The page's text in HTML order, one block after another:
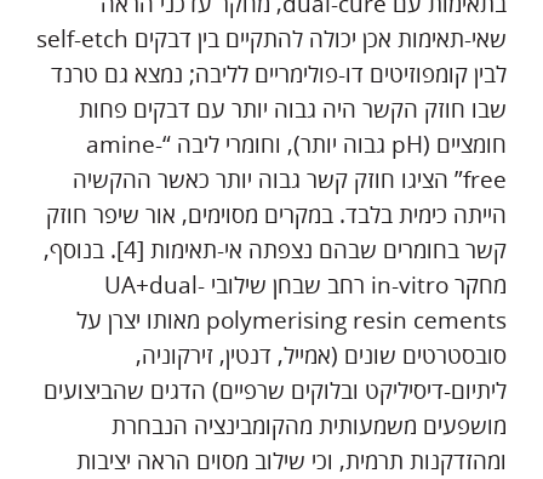
שאי-תאימות אכן יכולה להתקיים בין דבקים self-etch
לבין קומפוזיטים דו-פולימריים לליבה; נמצא גם טרנד
שבו חוזק הקשר היה גבוה יותר עם דבקים פחות
חומציים (pH גבוה יותר), וחומרי ליבה “amine-
free” הציגו חוזק קשר גבוה יותר כאשר ההקשיה
הייתה כימית בלבד. במקרים מסוימים, אור שיפר חוזק
קשר בחומרים שבהם נצפתה אי-תאימות [4]. בנוסף,
מחקר in-vitro רחב שבחן שילובי UA+dual-
polymerising resin cements מאותו יצרן על
סובסטרטים שונים (אמייל, דנטין, זירקוניה,
ליתיום-דיסיליקט ובלוקים שרפיים) הדגים שהביצועים
מושפעים משמעותית מהקומבינציה הנבחרת
ומהזדקנות תרמית, וכי שילוב מסוים הראה יציבות